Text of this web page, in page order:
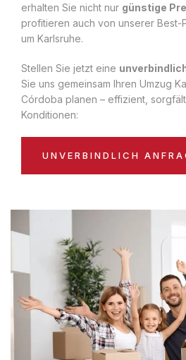
erhalten Sie nicht nur günstige
profitieren auch von unserer Best-
um Karlsruhe.
Stellen Sie jetzt eine
Sie uns gemeinsam Ihren Umzug
Córdoba planen – effizient,
Konditionen:
UNVERBINDLICH